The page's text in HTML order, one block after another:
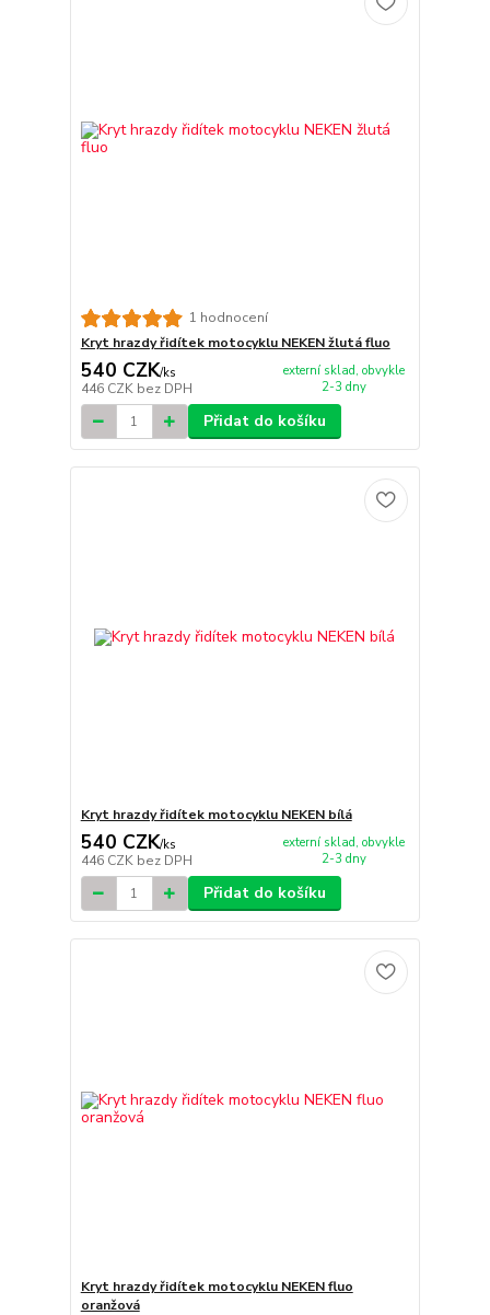
1 hodnocení
Kryt hrazdy řidítek motocyklu NEKEN žlutá fluo
540 CZK/ks
446 CZK bez DPH
externí sklad, obvykle
2-3 dny
Přidat do košíku
Kryt hrazdy řidítek motocyklu NEKEN bílá
540 CZK/ks
446 CZK bez DPH
externí sklad, obvykle
2-3 dny
Přidat do košíku
Kryt hrazdy řidítek motocyklu NEKEN fluo
oranžová